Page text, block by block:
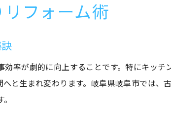
換を成功させる秘訣を解説
器交換で抑えておきたい安全対策と注意点
りリフォームと給湯器選定のポイント
器の寿命と交換目安を知る水回りリフォーム
器交換で後悔しないための水回りリフォーム術
フォーム術
率が劇的に向上することです。特にキッ
と生まれ変わります。岐阜県岐阜市では